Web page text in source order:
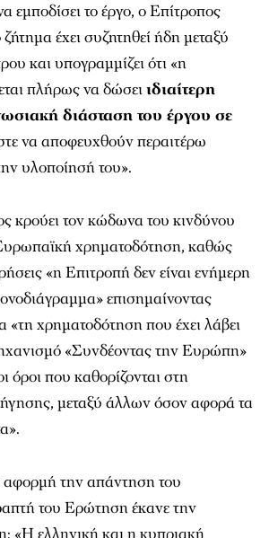
εμποδίσει το έργο, ο Επίτροπος
ζήτημα έχει συζητηθεί ήδη μεταξύ
και υπογραμμίζει ότι «η
πλήρως να δώσειιδιαίτερη
διάσταση του έργου σε
να αποφευχθούν περαιτέρω
υλοποίησή του».
κρούει τον κώδωνα του κινδύνου
χρηματοδότηση, καθώς
«η Επιτροπή δεν είναι ενήμερη
επισημαίνοντας
«τη χρηματοδότηση που έχει λάβει
«Συνδέοντας την Ευρώπη»
που καθορίζονται στη
μεταξύ άλλων όσον αφορά τα
την απάντηση του
του Ερώτηση έκανε την